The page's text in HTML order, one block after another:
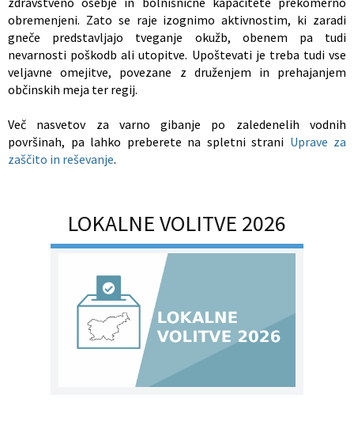
obremenjeni. Zato se raje izognimo aktivnostim, ki zaradi
gneče predstavljajo tveganje okužb, obenem pa tudi
nevarnosti poškodb ali utopitve. Upoštevati je treba tudi vse
veljavne omejitve, povezane z druženjem in prehajanjem
občinskih meja ter regij.
Več nasvetov za varno gibanje po zaledenelih vodnih
površinah, pa lahko preberete na spletni strani Uprave za
zaščito in reševanje.
LOKALNE VOLITVE 2026